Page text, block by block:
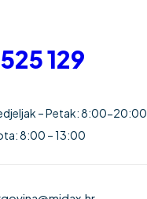
129
– Petak: 8:00-20:00
8:00 – 13:00